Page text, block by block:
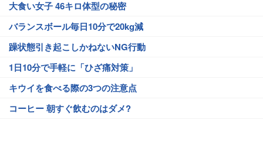
大食い女子 46キロ体型の秘密
バランスボール毎日10分で20kg減
躁状態引き起こしかねないNG行動
1日10分で手軽に「ひざ痛対策」
キウイを食べる際の3つの注意点
コーヒー 朝すぐ飲むのはダメ?